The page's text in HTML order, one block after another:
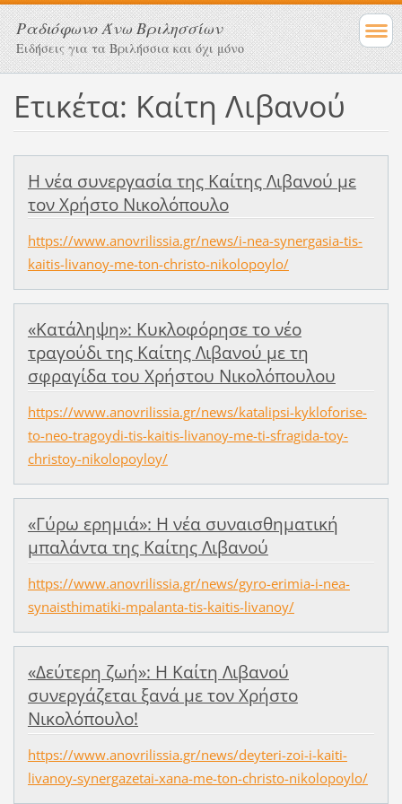
Ραδιόφωνο Άνω Βριλησσίων
Ειδήσεις για τα Βριλήσσια και όχι μόνο
Ετικέτα: Καίτη Λιβανού
Η νέα συνεργασία της Καίτης Λιβανού με
τον Χρήστο Νικολόπουλο
https://www.anovrilissia.gr/news/i-nea-synergasia-tis-
kaitis-livanoy-me-ton-christo-nikolopoylo/
«Κατάληψη»: Κυκλοφόρησε το νέο
τραγούδι της Καίτης Λιβανού με τη
σφραγίδα του Χρήστου Νικολόπουλου
https://www.anovrilissia.gr/news/katalipsi-kykloforise-
to-neo-tragoydi-tis-kaitis-livanoy-me-ti-sfragida-toy-
christoy-nikolopoyloy/
«Γύρω ερημιά»: Η νέα συναισθηματική
μπαλάντα της Καίτης Λιβανού
https://www.anovrilissia.gr/news/gyro-erimia-i-nea-
synaisthimatiki-mpalanta-tis-kaitis-livanoy/
«Δεύτερη ζωή»: Η Καίτη Λιβανού
συνεργάζεται ξανά με τον Χρήστο
Νικολόπουλο!
https://www.anovrilissia.gr/news/deyteri-zoi-i-kaiti-
livanoy-synergazetai-xana-me-ton-christo-nikolopoylo/